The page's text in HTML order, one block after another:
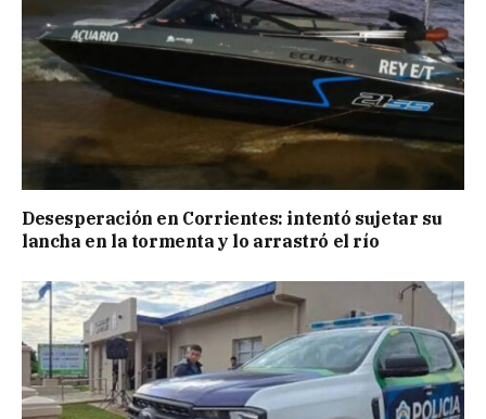
Desesperación en Corrientes: intentó sujetar su
lancha en la tormenta y lo arrastró el río